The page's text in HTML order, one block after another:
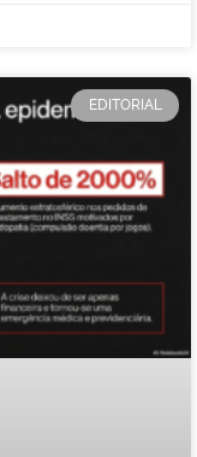
EDITORIAL